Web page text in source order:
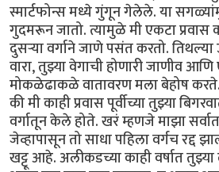
स्मार्टफोन्स मध्ये गुंगून गेलेले. या
गुदमरून जातो. त्यामुळे मी एकटा प्रवास
दुसऱ्या वर्गाने जाणे पसंत करतो.
वारा, तुझ्या वेगाची होणारी जाणीव
मोकळेढाकळे वातावरण मला बेहोष
की मी काही प्रवास पूर्वीच्या तुझ्या
वर्गातून केले होते. खरं म्हणजे माझा
जेव्हापासून तो साधा पहिला वर्गच रद्द
खट्टू आहे. अलीकडच्या काही वर्षात तुझ्या